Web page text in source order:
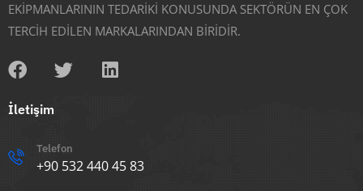
EKİPMANLARININ TEDARİKİ KONUSUNDA SEKTÖRÜN EN ÇOK
TERCİH EDİLEN MARKALARINDAN BİRİDİR.
İletişim
Telefon
+90 532 440 45 83